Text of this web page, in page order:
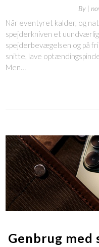
By |
Når eventyret kalder, og
spejderkniven et
spejderbevægelsen og på
snitte, lave
Men…
Genbrug med